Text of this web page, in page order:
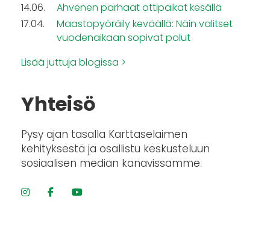
14.06.
Ahvenen parhaat ottipaikat kesällä
17.04.
Maastopyöräily keväällä: Näin valitset
vuodenaikaan sopivat polut
Lisää juttuja blogissa >
Yhteisö
Pysy ajan tasalla Karttaselaimen
kehityksestä ja osallistu keskusteluun
sosiaalisen median kanavissamme.
  